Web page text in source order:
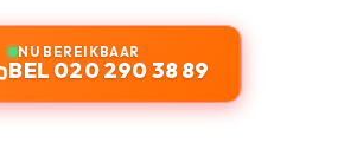
NU BEREIKBAAR
BEL 020 290 38 89